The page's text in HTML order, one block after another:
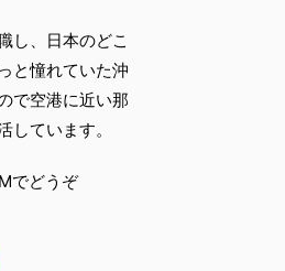
し、日本のどこ
と憧れていた沖
で空港に近い那
しています。
でどうぞ